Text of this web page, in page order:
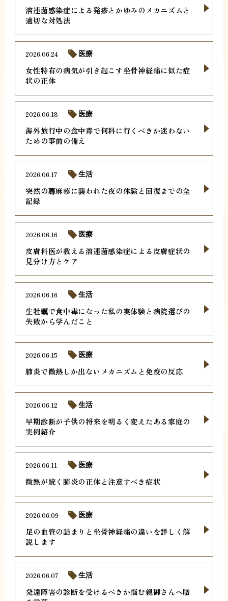
溶連菌感染症による発疹とかゆみのメカニズムと
適切な対処法
女性特有の病気が引き起こす坐骨神経痛に似た症
状の正体
2026.06.24 医療
海外旅行中の食中毒で何科に行くべきか迷わない
ための事前の備え
2026.06.18 医療
突然の蕁麻疹に襲われた夜の体験と回復までの全
記録
2026.06.17 生活
皮膚科医が教える溶連菌感染症による皮膚症状の
見分け方とケア
2026.06.16 医療
生牡蠣で食中毒になった私の実体験と病院選びの
失敗から学んだこと
2026.06.16 生活
肺炎で微熱しか出ないメカニズムと免疫の反応
2026.06.15 医療
早期診断が子供の将来を明るく変えたある家庭の
実例紹介
2026.06.12 生活
微熱が続く肺炎の正体と注意すべき症状
2026.06.11 医療
足の血管の詰まりと坐骨神経痛の違いを詳しく解
説します
2026.06.09 医療
発達障害の診断を受けるべきか悩む親御さんへ贈
2026.06.07 生活